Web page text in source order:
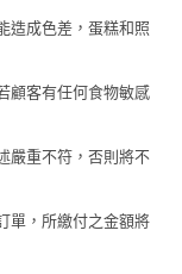
造成色差，蛋糕和照
顧客有任何食物敏感
嚴重不符，否則將不
單，所繳付之金額將